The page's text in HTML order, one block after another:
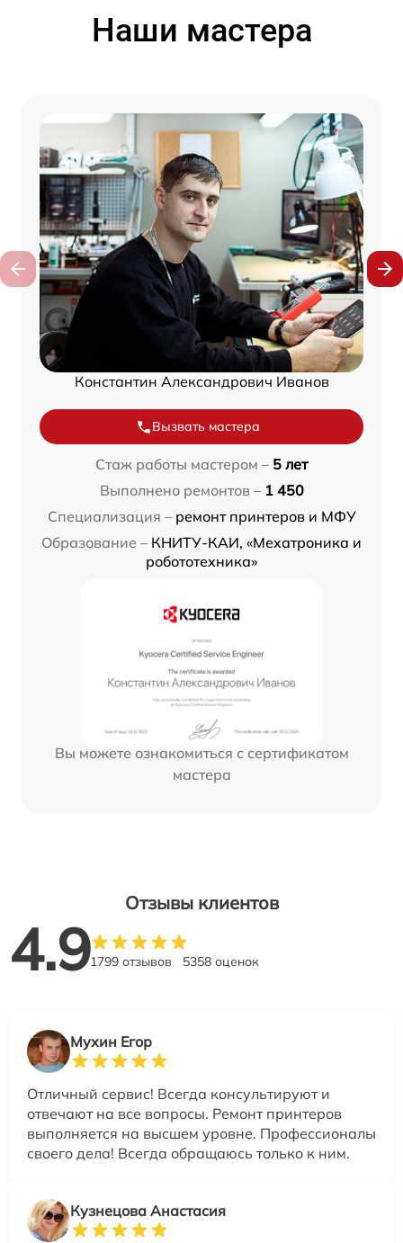
Наши мастера
Константин Александрович Иванов
Вызвать мастера
Стаж работы мастером – 5 лет
Выполнено ремонтов – 1 450
Специализация – ремонт принтеров и МФУ
Образование – КНИТУ-КАИ, «Мехатроника и
робототехника»
Вы можете ознакомиться с сертификатом
мастера
Отзывы клиентов
4.91799 отзывов 5358 оценок
Мухин Егор
Отличный сервис! Всегда консультируют и
отвечают на все вопросы. Ремонт принтеров
выполняется на высшем уровне. Профессионалы
своего дела! Всегда обращаюсь только к ним.
Кузнецова Анастасия